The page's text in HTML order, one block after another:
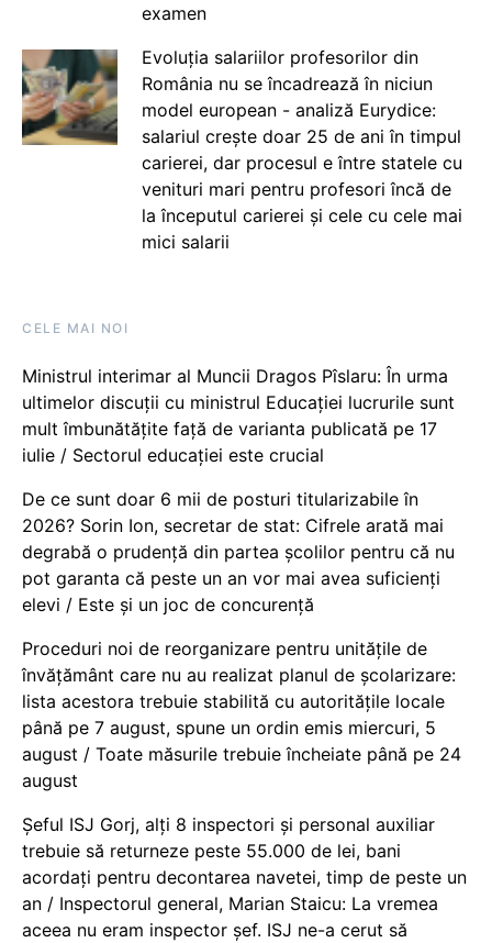
examen
Evoluția salariilor profesorilor din
România nu se încadrează în niciun
model european - analiză Eurydice:
salariul crește doar 25 de ani în timpul
carierei, dar procesul e între statele cu
venituri mari pentru profesori încă de
la începutul carierei și cele cu cele mai
mici salarii
CELE MAI NOI
Ministrul interimar al Muncii Dragos Pîslaru: În urma
ultimelor discuții cu ministrul Educației lucrurile sunt
mult îmbunătățite față de varianta publicată pe 17
iulie / Sectorul educației este crucial
De ce sunt doar 6 mii de posturi titularizabile în
2026? Sorin Ion, secretar de stat: Cifrele arată mai
degrabă o prudență din partea școlilor pentru că nu
pot garanta că peste un an vor mai avea suficienți
elevi / Este și un joc de concurență
Proceduri noi de reorganizare pentru unitățile de
învățământ care nu au realizat planul de școlarizare:
lista acestora trebuie stabilită cu autoritățile locale
până pe 7 august, spune un ordin emis miercuri, 5
august / Toate măsurile trebuie încheiate până pe 24
august
Șeful ISJ Gorj, alți 8 inspectori și personal auxiliar
trebuie să returneze peste 55.000 de lei, bani
acordați pentru decontarea navetei, timp de peste un
an / Inspectorul general, Marian Staicu: La vremea
aceea nu eram inspector șef. ISJ ne-a cerut să